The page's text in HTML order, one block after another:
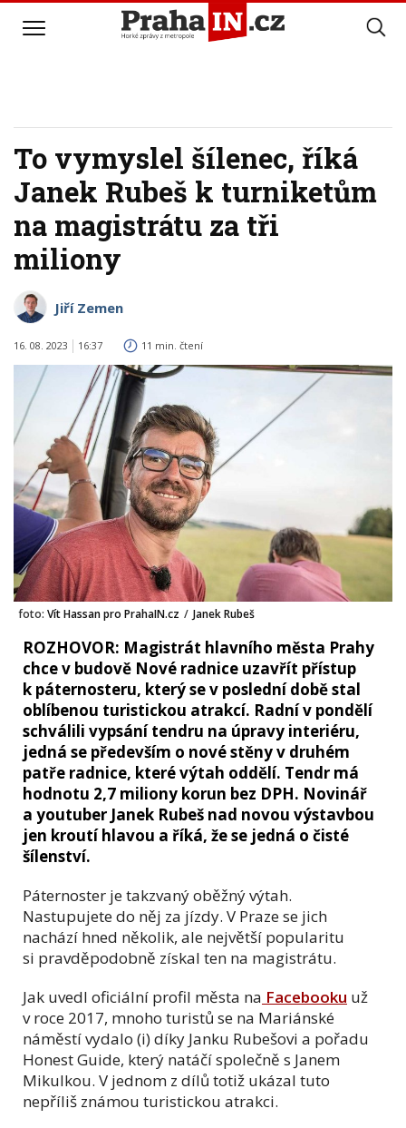
To vymyslel šílenec, říká
Janek Rubeš k turniketům
na magistrátu za tři
miliony
Jiří Zemen
16. 08. 2023 16:37 11 min. čtení
foto: Vít Hassan pro PrahaIN.cz / Janek Rubeš
ROZHOVOR: Magistrát hlavního města Prahy
chce v budově Nové radnice uzavřít přístup
k páternosteru, který se v poslední době stal
oblíbenou turistickou atrakcí. Radní v pondělí
schválili vypsání tendru na úpravy interiéru,
jedná se především o nové stěny v druhém
patře radnice, které výtah oddělí. Tendr má
hodnotu 2,7 miliony korun bez DPH. Novinář
a youtuber Janek Rubeš nad novou výstavbou
jen kroutí hlavou a říká, že se jedná o čisté
šílenství.
Páternoster je takzvaný oběžný výtah.
Nastupujete do něj za jízdy. V Praze se jich
nachází hned několik, ale největší popularitu
si pravděpodobně získal ten na magistrátu.
Jak uvedl oficiální profil města na Facebooku už
v roce 2017, mnoho turistů se na Mariánské
náměstí vydalo (i) díky Janku Rubešovi a pořadu
Honest Guide, který natáčí společně s Janem
Mikulkou. V jednom z dílů totiž ukázal tuto
nepříliš známou turistickou atrakci.